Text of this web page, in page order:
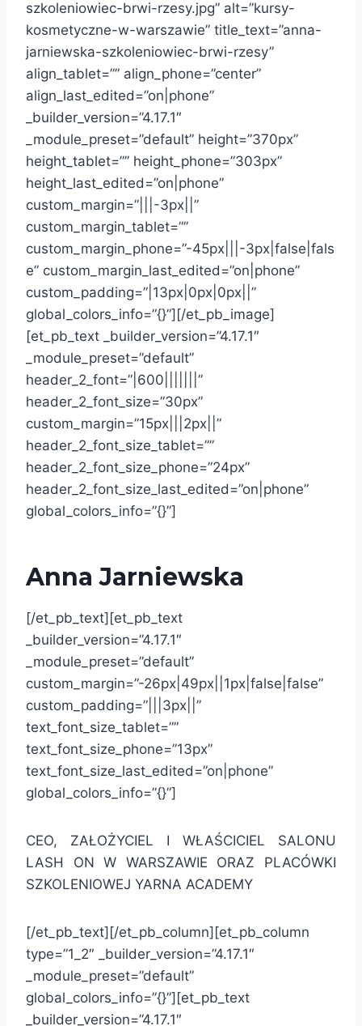
szkoleniowiec-brwi-rzesy.jpg” alt=”kursy-
kosmetyczne-w-warszawie” title_text=”anna-
jarniewska-szkoleniowiec-brwi-rzesy”
align_tablet=”” align_phone=”center”
align_last_edited=”on|phone”
_builder_version=”4.17.1″
_module_preset=”default” height=”370px”
height_tablet=”” height_phone=”303px”
height_last_edited=”on|phone”
custom_margin=”|||-3px||”
custom_margin_tablet=””
custom_margin_phone=”-45px|||-3px|false|fals
e” custom_margin_last_edited=”on|phone”
custom_padding=”|13px|0px|0px||”
global_colors_info=”{}”][/et_pb_image]
[et_pb_text _builder_version=”4.17.1″
_module_preset=”default”
header_2_font=”|600|||||||”
header_2_font_size=”30px”
custom_margin=”15px|||2px||”
header_2_font_size_tablet=””
header_2_font_size_phone=”24px”
header_2_font_size_last_edited=”on|phone”
global_colors_info=”{}”]
Anna Jarniewska
[/et_pb_text][et_pb_text
_builder_version=”4.17.1″
_module_preset=”default”
custom_margin=”-26px|49px||1px|false|false”
custom_padding=”|||3px||”
text_font_size_tablet=””
text_font_size_phone=”13px”
text_font_size_last_edited=”on|phone”
global_colors_info=”{}”]
CEO, ZAŁOŻYCIEL I WŁAŚCICIEL SALONU
LASH ON W WARSZAWIE ORAZ PLACÓWKI
SZKOLENIOWEJ YARNA ACADEMY
[/et_pb_text][/et_pb_column][et_pb_column
type=”1_2″ _builder_version=”4.17.1″
_module_preset=”default”
global_colors_info=”{}”][et_pb_text
_builder_version=”4.17.1″